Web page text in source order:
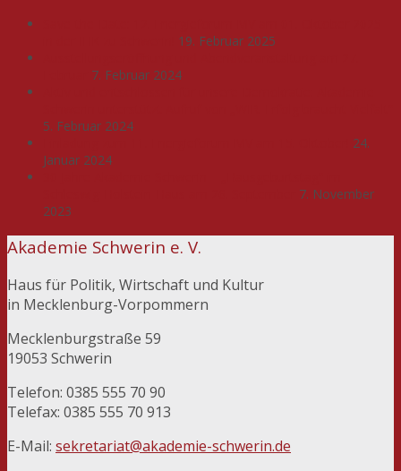
19. Februar 2025
7. Februar 2024
5. Februar 2024
24.
Januar 2024
7. November
2023
Akademie Schwerin e. V.
Haus für Politik, Wirtschaft und Kultur
in Mecklenburg-Vorpommern
Mecklenburgstraße 59
19053 Schwerin
Telefon: 0385 555 70 90
Telefax: 0385 555 70 913
E-Mail: sekretariat@akademie-schwerin.de